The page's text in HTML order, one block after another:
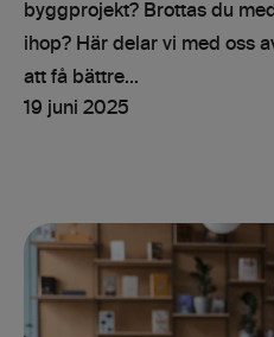
byggprojekt? Brottas du
ihop? Här delar vi med oss
att få bättre...
19 juni 2025